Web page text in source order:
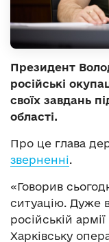
Президент
російські
своїх завдань
області.
Про це глава
зверненні
«Говорив
ситуацію. Дуже
російській
Харківську